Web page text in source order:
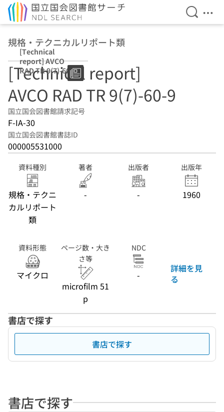
検索を
メ
規格・テクニカルリポート類
[Technical
report] AVCO
RAD TR 9(7)-60-9
[Technical report]
AVCO RAD TR 9(7)-60-9
国立国会図書館請求記号
F-IA-30
国立国会図書館書誌ID
000005531000
資料種別
規格・テクニ
カルリポート
類
著者
-
出版者
-
出版年
1960
資料形態
マイクロ
ページ数・大き
さ等
microfilm 51
p
NDC
-
詳細を見
る
書店で探す
書店で探す
書店で探す